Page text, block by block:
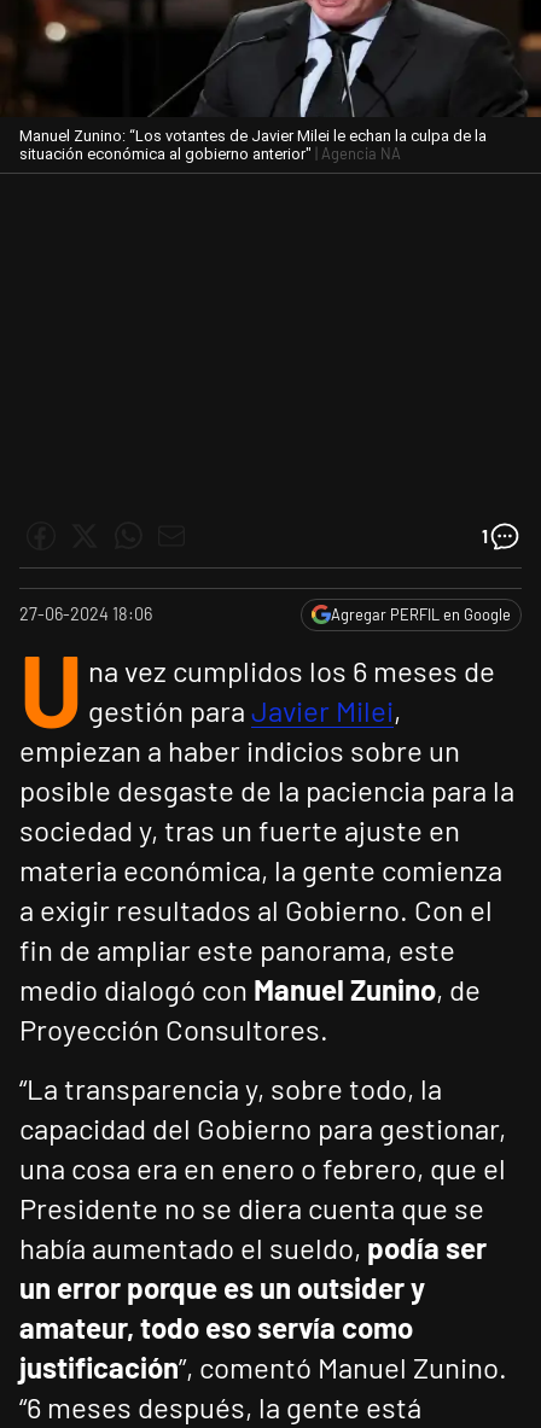
Manuel Zunino: “Los votantes de Javier Milei le echan la culpa de la
situación económica al gobierno anterior" | Agencia NA
1
27-06-2024 18:06 Agregar PERFIL en Google
U na vez cumplidos los 6 meses de
gestión para Javier Milei,
empiezan a haber indicios sobre un
posible desgaste de la paciencia para la
sociedad y, tras un fuerte ajuste en
materia económica, la gente comienza
a exigir resultados al Gobierno. Con el
fin de ampliar este panorama, este
medio dialogó con Manuel Zunino, de
Proyección Consultores.
“La transparencia y, sobre todo, la
capacidad del Gobierno para gestionar,
una cosa era en enero o febrero, que el
Presidente no se diera cuenta que se
había aumentado el sueldo, podía ser
un error porque es un outsider y
amateur, todo eso servía como
justificación”, comentó Manuel Zunino.
“6 meses después, la gente está